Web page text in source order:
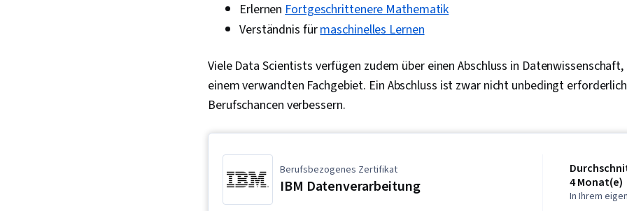
ErlernenFortgeschrittenere Mathematik
Verständnis fürmaschinelles Lernen
Viele Data Scientists verfügen zudem über einen Abschluss in
einem verwandten Fachgebiet. Ein Abschluss ist zwar nicht unbedingt
Berufschancen verbessern.
Berufsbezogenes Zertifikat
IBM Datenverarbeitung
4 Monat(e)
In Ihrem